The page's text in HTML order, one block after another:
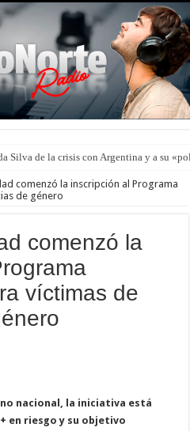
Silva de la crisis con Argentina y a su
comenzó la inscripción al Programa
de género
comenzó la
víctimas de
nacional, la iniciativa está
en riesgo y su objetivo